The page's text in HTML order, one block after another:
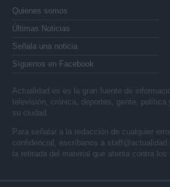
Quienes somos
Últimas Noticias
Señala una noticia
Síguenos en Facebook
Actualidad.es es la gran fuente de
televisión, crónica, deportes, gente,
su ciudad.
Para señalar a la redacción de cualquier
confidencial, escríbanos a
la retirada del material que atenta contra